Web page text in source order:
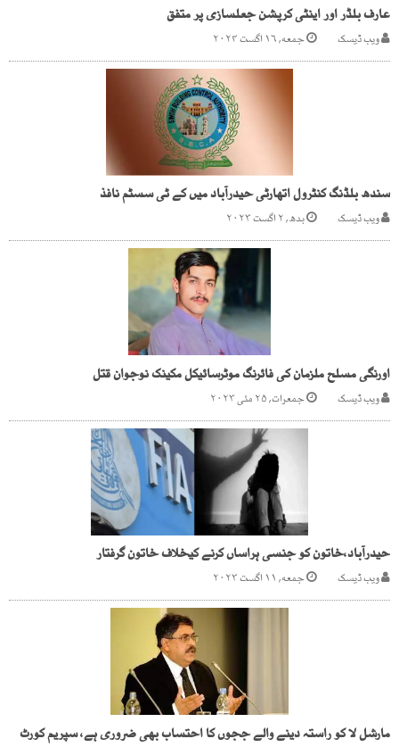
عارف بلڈر اور اینٹی کرپشن جعلسازی پر متفق
ویب ڈیسک جمعه, ۱۶ اگست ۲۰۲۴
سندھ بلڈنگ کنٹرول اتھارٹی حیدرآباد میں کے ٹی سسٹم نافذ
ویب ڈیسک بدھ, ۲ اگست ۲۰۲۳
اورنگی مسلح ملزمان کی فائرنگ موٹرسائیکل مکینک نوجوان قتل
ویب ڈیسک جمعرات, ۲۵ مئی ۲۰۲۳
حیدرآباد،خاتون کو جنسی ہراساں کرنے کیخلاف خاتون گرفتار
ویب ڈیسک جمعه, ۱۱ اگست ۲۰۲۳
مارشل لا کو راستہ دینے والے ججوں کا احتساب بھی ضروری ہے، سپریم کورٹ